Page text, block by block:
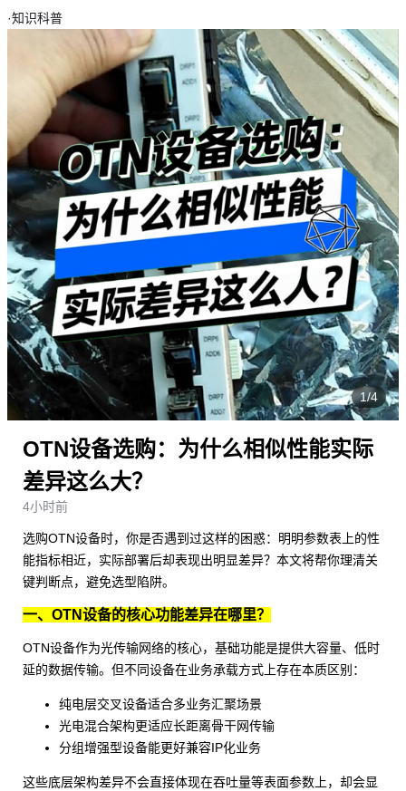
·知识科普
1/4
OTN设备选购：为什么相似性能实际
差异这么大？
4小时前
选购OTN设备时，你是否遇到过这样的困惑：明明参数表上的性
能指标相近，实际部署后却表现出明显差异？本文将帮你理清关
键判断点，避免选型陷阱。
一、OTN设备的核心功能差异在哪里？
OTN设备作为光传输网络的核心，基础功能是提供大容量、低时
延的数据传输。但不同设备在业务承载方式上存在本质区别：
纯电层交叉设备适合多业务汇聚场景
光电混合架构更适应长距离骨干网传输
分组增强型设备能更好兼容IP化业务
这些底层架构差异不会直接体现在吞吐量等表面参数上，却会显